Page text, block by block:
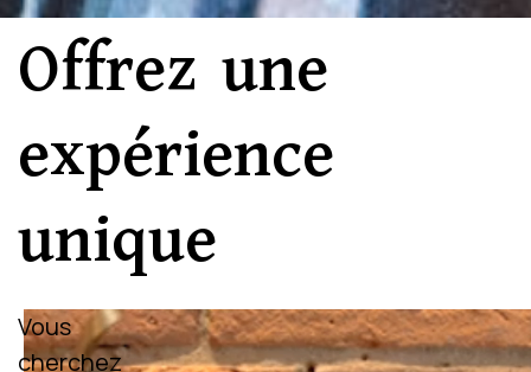
Offrez une
expérience
unique
Vous
cherchez